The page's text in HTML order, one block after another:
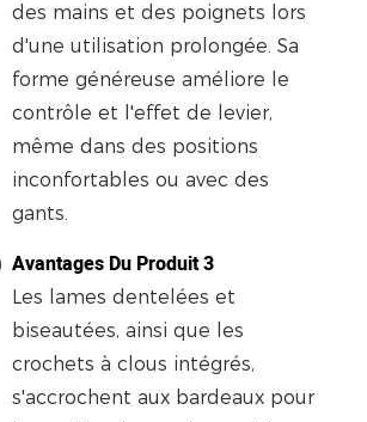
des mains et des poignets lors
d'une utilisation prolongée. Sa
forme généreuse améliore le
contrôle et l'effet de levier,
même dans des positions
inconfortables ou avec des
gants.
Avantages Du Produit 3
Les lames dentelées et
biseautées, ainsi que les
crochets à clous intégrés,
s'accrochent aux bardeaux pour